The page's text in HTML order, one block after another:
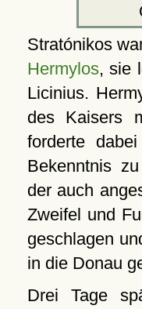
Stratónikos
Hermylos, sie
Licinius.
des Kaisers
forderte
Bekenntnis zu
der auch
Zweifel und
geschlagen
in die Donau
Drei Tage